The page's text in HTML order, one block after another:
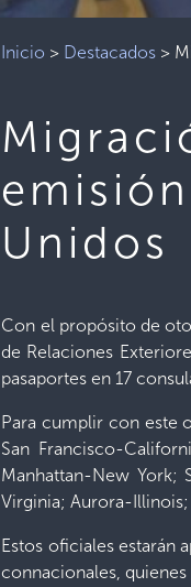
Inicio > Destacados >
Unidos
Con el propósito de
de Relaciones
pasaportes en 17
Para cumplir con este
San Francisco-
Manhattan-New York;
Virginia; Aurora-
Estos oficiales estarán
connacionales,